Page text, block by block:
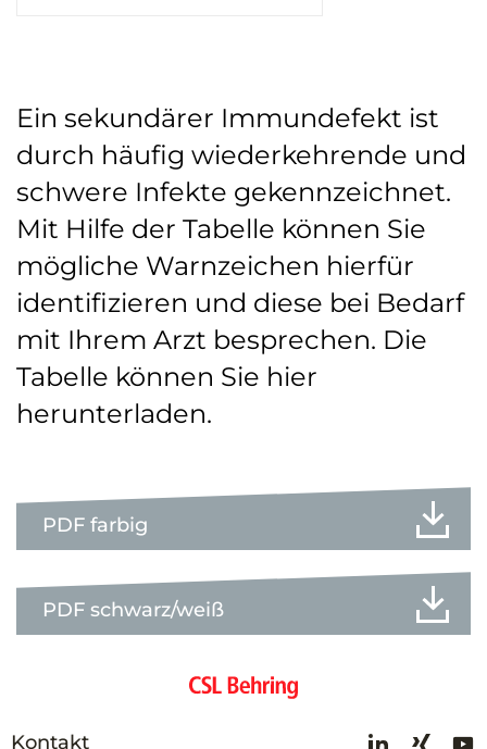
Ein sekundärer Immundefekt ist
durch häufig wiederkehrende und
schwere Infekte gekennzeichnet.
Mit Hilfe der Tabelle können Sie
mögliche Warnzeichen hierfür
identifizieren und diese bei Bedarf
mit Ihrem Arzt besprechen. Die
Tabelle können Sie hier
herunterladen.
PDF farbig
PDF schwarz/weiß
Kontakt